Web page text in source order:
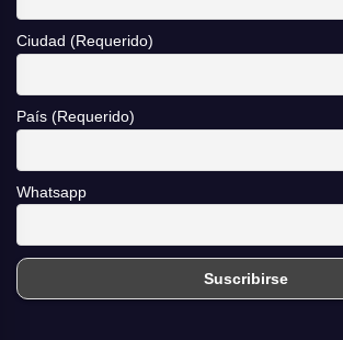
Ciudad (Requerido)
País (Requerido)
Whatsapp